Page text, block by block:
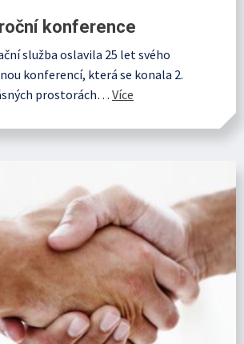
konference
služba oslavila 25 let svého
konferencí, která se konala 2.
prostorách… Více